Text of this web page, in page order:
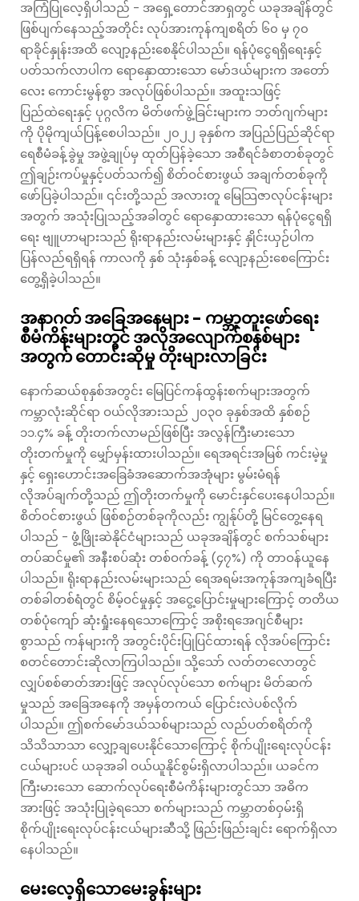
အကြံပြုလေ့ရှိပါသည် - အရှေ့တောင်အာရှတွင် ယခုအချိန်တွင်
ဖြစ်ပျက်နေသည့်အတိုင်း လုပ်အားကုန်ကျစရိတ် ၆၀ မှ ၇၀
ရာခိုင်နှုန်းအထိ လျော့နည်းစေနိုင်ပါသည်။ ရန်ပုံငွေရရှိရေးနှင့်
ပတ်သက်လာပါက ရောနှောထားသော မော်ဒယ်များက အတော်
လေး ကောင်းမွန်စွာ အလုပ်ဖြစ်ပါသည်။ အထူးသဖြင့်
ပြည်ထဲရေးနှင့် ပုဂ္ဂလိက မိတ်ဖက်ဖွဲ့ခြင်းများက ဘတ်ဂျက်များ
ကို ပိုမိုကျယ်ပြန့်စေပါသည်။ ၂၀၂၂ ခုနှစ်က အပြည်ပြည်ဆိုင်ရာ
ရေစီမံခန့်ခွဲမှု အဖွဲ့ချုပ်မှ ထုတ်ပြန်ခဲ့သော အစီရင်ခံစာတစ်ခုတွင်
ဤချဉ်းကပ်မှုနှင့်ပတ်သက်၍ စိတ်ဝင်စားဖွယ် အချက်တစ်ခုကို
ဖော်ပြခဲ့ပါသည်။ ၎င်းတို့သည် အလားတူ မြေသြဇာလုပ်ငန်းများ
အတွက် အသုံးပြုသည့်အခါတွင် ရောနှောထားသော ရန်ပုံငွေရရှိ
ရေး ဗျူဟာများသည် ရိုးရာနည်းလမ်းများနှင့် နှိုင်းယှဉ်ပါက
ပြန်လည်ရရှိရန် ကာလကို နှစ် သုံးနှစ်ခန့် လျော့နည်းစေကြောင်း
တွေ့ရှိခဲ့ပါသည်။
အနာဂတ် အခြေအနေများ - ကမ္ဘာ့တူးဖော်ရေး
စီမံကိန်းများတွင် အလိုအလျောက်စနစ်များ
အတွက် တောင်းဆိုမှု တိုးများလာခြင်း
နောက်ဆယ်စုနှစ်အတွင်း မြေပြင်ကန်ထွန်းစက်များအတွက်
ကမ္ဘာလုံးဆိုင်ရာ ဝယ်လိုအားသည် ၂၀၃၀ ခုနှစ်အထိ နှစ်စဉ်
၁၁.၄% ခန့် တိုးတက်လာမည်ဖြစ်ပြီး အလွန်ကြီးမားသော
တိုးတက်မှုကို မျှော်မှန်းထားပါသည်။ ရေအရင်းအမြစ် ကင်းမဲ့မှု
နှင့် ရှေးဟောင်းအခြေခံအဆောက်အအုံများ မွမ်းမံရန်
လိုအပ်ချက်တို့သည် ဤတိုးတက်မှုကို မောင်းနှင်ပေးနေပါသည်။
စိတ်ဝင်စားဖွယ် ဖြစ်စဉ်တစ်ခုကိုလည်း ကျွန်ုပ်တို့ မြင်တွေ့နေရ
ပါသည် - ဖွံ့ဖြိုးဆဲနိုင်ငံများသည် ယခုအချိန်တွင် စက်သစ်များ
တပ်ဆင်မှု၏ အနီးစပ်ဆုံး တစ်ဝက်ခန့် (၄၇%) ကို တာဝန်ယူနေ
ပါသည်။ ရိုးရာနည်းလမ်းများသည် ရေအရမ်းအကုန်အကျခံရပြီး
တစ်ခါတစ်ရံတွင် စိမ့်ဝင်မှုနှင့် အငွေ့ပြောင်းမှုများကြောင့် တတိယ
တစ်ပုံကျော် ဆုံးရှုံးနေရသောကြောင့် အစိုးရအေဂျင်စီများ
စွာသည် ကန်များကို အတွင်းပိုင်းပြုပြင်ထားရန် လိုအပ်ကြောင်း
စတင်တောင်းဆိုလာကြပါသည်။ သို့သော် လတ်တလောတွင်
လျှပ်စစ်ဓာတ်အားဖြင့် အလုပ်လုပ်သော စက်များ မိတ်ဆက်
မှုသည် အခြေအနေကို အမှန်တကယ် ပြောင်းလဲပစ်လိုက်
ပါသည်။ ဤစက်မော်ဒယ်သစ်များသည် လည်ပတ်စရိတ်ကို
သိသိသာသာ လျှော့ချပေးနိုင်သောကြောင့် စိုက်ပျိုးရေးလုပ်ငန်း
ငယ်များပင် ယခုအခါ ဝယ်ယူနိုင်စွမ်းရှိလာပါသည်။ ယခင်က
ကြီးမားသော ဆောက်လုပ်ရေးစီမံကိန်းများတွင်သာ အဓိက
အားဖြင့် အသုံးပြုခဲ့ရသော စက်များသည် ကမ္ဘာတစ်ဝှမ်းရှိ
စိုက်ပျိုးရေးလုပ်ငန်းငယ်များဆီသို့ ဖြည်းဖြည်းချင်း ရောက်ရှိလာ
နေပါသည်။
မေးလေ့ရှိသောမေးခွန်းများ